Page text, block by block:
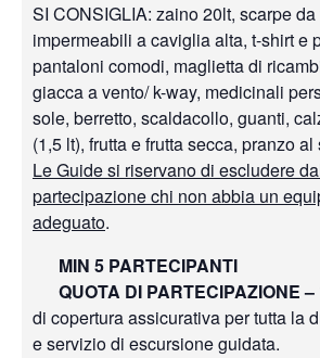
SI CONSIGLIA: zaino 20lt, scarpe
impermeabili a caviglia alta, t-shirt e
pantaloni comodi, maglietta di
giacca a vento/ k-way, medicinali
sole, berretto, scaldacollo, guanti,
(1,5 lt), frutta e frutta secca, pranzo al
Le Guide si riservano di escludere
partecipazione chi non abbia un
adeguato.
MIN 5 PARTECIPANTI
QUOTA DI PARTECIPAZIONE –
di copertura assicurativa per tutta la
e servizio di escursione guidata.